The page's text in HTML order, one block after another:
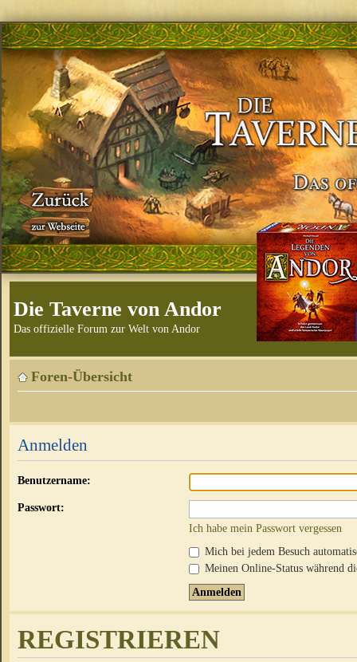
Die Taverne von Andor
Das offizielle Forum zur Welt von Andor
Foren-Übersicht
Anmelden
Benutzername:
Passwort:
Ich habe mein Passwort vergessen
Mich bei jedem Besuch
Meinen Online-Status während
REGISTRIEREN